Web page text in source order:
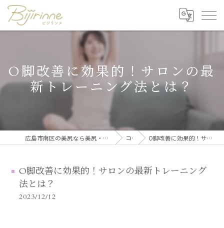
O脚改善に効果的！サロンの最
新トレーニング法とは？
広島市南区の美尻なら美尻・美脚トレーニング・セルフ脱毛 ビジリンヌ コラム O脚改善に効果的！サロンの最新トレーニング法とは？
O脚改善に効果的！サロンの最新トレーニング
法とは？
2023/12/12